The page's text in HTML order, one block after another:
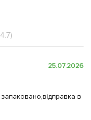
25.07.2026
в